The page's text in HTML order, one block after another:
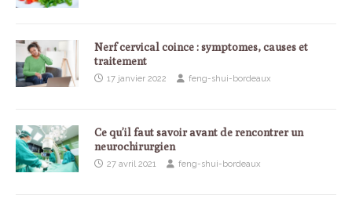
Nerf cervical coince : symptomes, causes et
traitement
17 janvier 2022 feng-shui-bordeaux
Ce qu’il faut savoir avant de rencontrer un
neurochirurgien
27 avril 2021 feng-shui-bordeaux